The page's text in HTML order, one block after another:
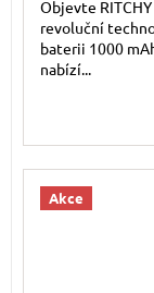
Objevte
revoluční
baterii 1000
nabízí...
Akce